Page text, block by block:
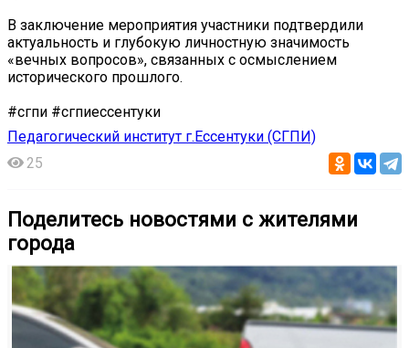
В заключение мероприятия участники подтвердили
актуальность и глубокую личностную значимость
«вечных вопросов», связанных с осмыслением
исторического прошлого.
#сгпи #сгпиессентуки
Педагогический институт г.Ессентуки (СГПИ)
25
Поделитесь новостями с жителями
города